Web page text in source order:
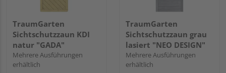
TraumGarten
Sichtschutzzaun KDI
natur "GADA"
Mehrere Ausführungen
erhältlich
TraumGarten
Sichtschutzzaun grau
lasiert "NEO DESIGN"
Mehrere Ausführungen
erhältlich